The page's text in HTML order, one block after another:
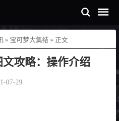
» 宝可梦大集结 » 正文
文攻略：操作介绍
07-29